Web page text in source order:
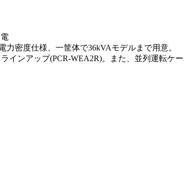
密度仕様、一筐体で36kVAモデルまで用意。
インアップ(PCR-WEA2R)。また、並列運転ケー